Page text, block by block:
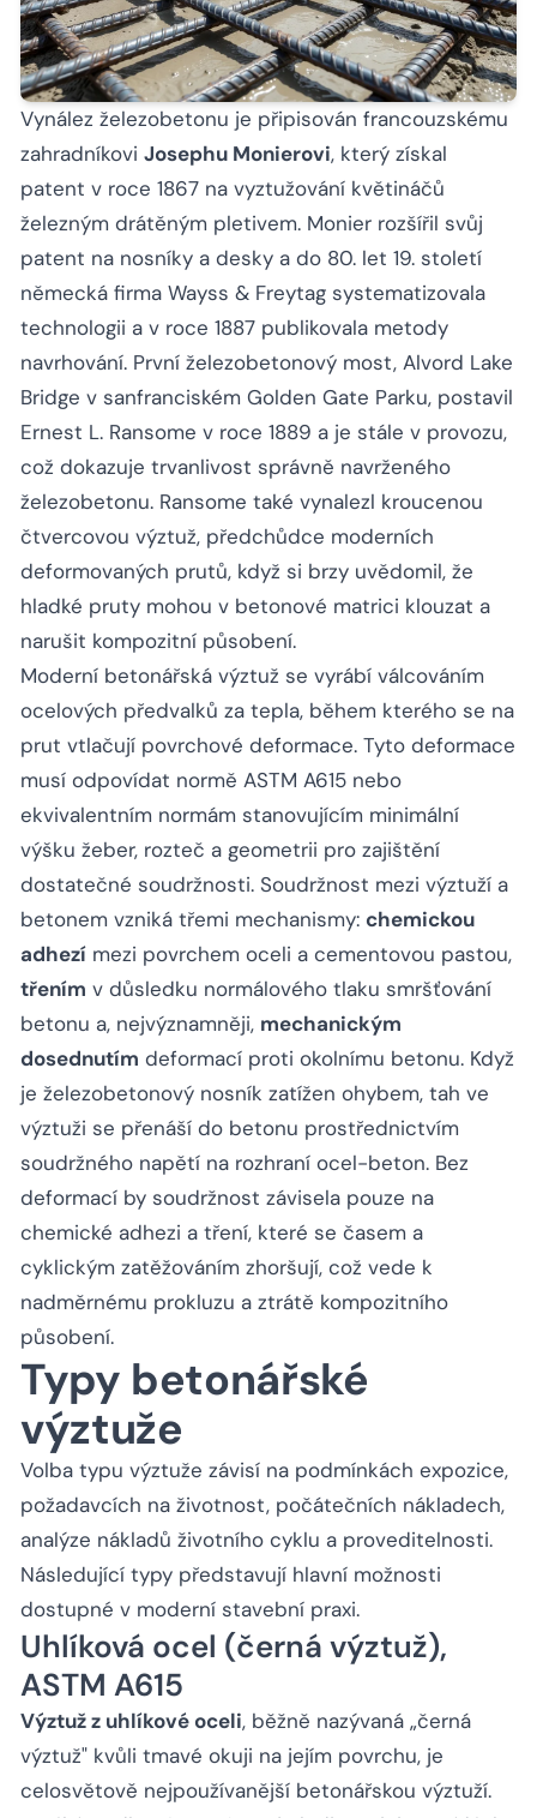
Vynález železobetonu je připisován francouzskému
zahradníkovi Josephu Monierovi, který získal
patent v roce 1867 na vyztužování květináčů
železným drátěným pletivem. Monier rozšířil svůj
patent na nosníky a desky a do 80. let 19. století
německá firma Wayss & Freytag systematizovala
technologii a v roce 1887 publikovala metody
navrhování. První železobetonový most, Alvord Lake
Bridge v sanfranciském Golden Gate Parku, postavil
Ernest L. Ransome v roce 1889 a je stále v provozu,
což dokazuje trvanlivost správně navrženého
železobetonu. Ransome také vynalezl kroucenou
čtvercovou výztuž, předchůdce moderních
deformovaných prutů, když si brzy uvědomil, že
hladké pruty mohou v betonové matrici klouzat a
narušit kompozitní působení.
Moderní betonářská výztuž se vyrábí válcováním
ocelových předvalků za tepla, během kterého se na
prut vtlačují povrchové deformace. Tyto deformace
musí odpovídat normě ASTM A615 nebo
ekvivalentním normám stanovujícím minimální
výšku žeber, rozteč a geometrii pro zajištění
dostatečné soudržnosti. Soudržnost mezi výztuží a
betonem vzniká třemi mechanismy: chemickou
adhezí mezi povrchem oceli a cementovou pastou,
třením v důsledku normálového tlaku smršťování
betonu a, nejvýznamněji, mechanickým
dosednutím deformací proti okolnímu betonu. Když
je železobetonový nosník zatížen ohybem, tah ve
výztuži se přenáší do betonu prostřednictvím
soudržného napětí na rozhraní ocel-beton. Bez
deformací by soudržnost závisela pouze na
chemické adhezi a tření, které se časem a
cyklickým zatěžováním zhoršují, což vede k
nadměrnému prokluzu a ztrátě kompozitního
působení.
Typy betonářské
výztuže
Volba typu výztuže závisí na podmínkách expozice,
požadavcích na životnost, počátečních nákladech,
analýze nákladů životního cyklu a proveditelnosti.
Následující typy představují hlavní možnosti
dostupné v moderní stavební praxi.
Uhlíková ocel (černá výztuž),
ASTM A615
Výztuž z uhlíkové oceli, běžně nazývaná „černá
výztuž" kvůli tmavé okuji na jejím povrchu, je
celosvětově nejpoužívanější betonářskou výztuží.